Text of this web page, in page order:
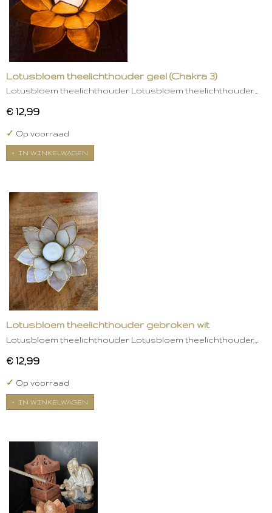
Lotusbloem theelichthouder geel (Chakra 3)
Lotusbloem theelichthouder Lotusbloem theelichthouder…
€ 12,99
✓ Op voorraad
IN WINKELWAGEN
Lotusbloem theelichthouder gebroken wit
Lotusbloem theelichthouder Lotusbloem theelichthouder…
€ 12,99
✓ Op voorraad
IN WINKELWAGEN